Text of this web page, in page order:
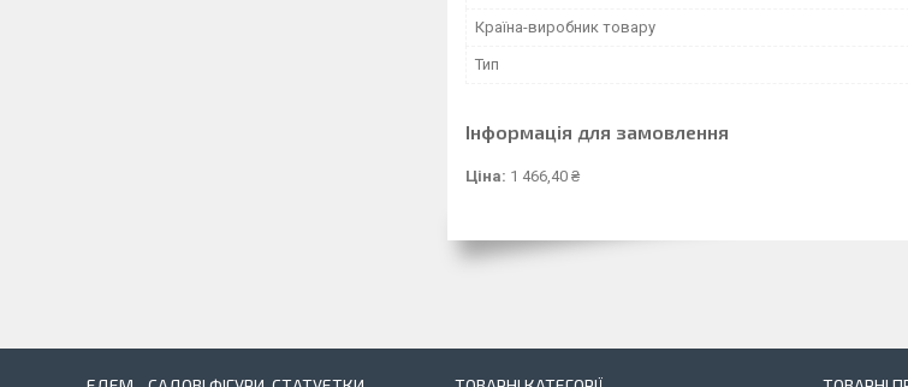
Країна-виробник товару
Тип
Інформація для замовлення
Ціна: 1 466,40 ₴